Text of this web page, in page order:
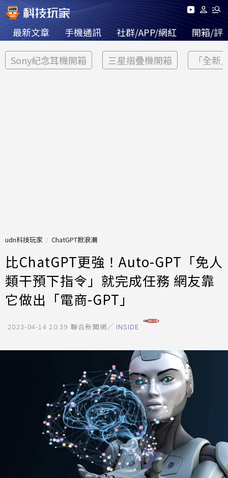
最新文章 手機通訊 社群/APP/網紅 開箱/評
Sony紀念耳機開箱 三星摺疊機開箱 「全新
udn科技玩家 ChatGPT掀浪潮
比ChatGPT更強！Auto-GPT「免人
類干預下指令」就完成任務 網友靠
它做出「電商-GPT」
2023-04-14 20:39 聯合新聞網／ INSIDE